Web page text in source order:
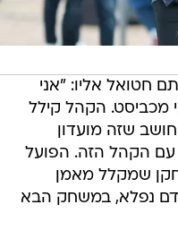
חטואל אליו: "אני
מכביסט. הקהל קילל
שזה מועדון
עם הקהל הזה. הפועל
שמקלל מאמן
נפלא, במשחק הבא